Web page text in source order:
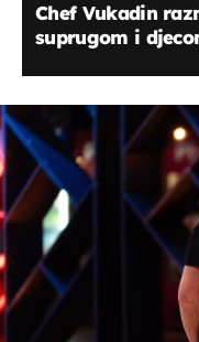
Chef Vukadin
suprugom i